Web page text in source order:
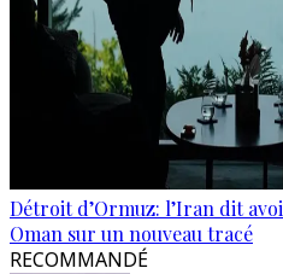
Détroit d’Ormuz: l’Iran dit
Oman sur un nouveau tracé
RECOMMANDÉ